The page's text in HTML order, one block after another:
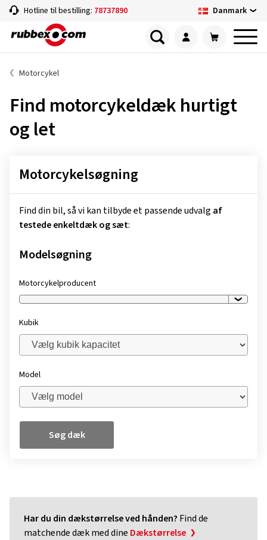
Hotline til bestilling: 78737890 Danmark
Motorcykel
Find motorcykeldæk hurtigt
og let
Motorcykelsøgning
Find din bil, så vi kan tilbyde et passende udvalg af
testede enkeltdæk og sæt:
Modelsøgning
Motorcykelproducent
Kubik
Model
Søg dæk
Har du din dækstørrelse ved hånden? Find de
matchende dæk med dine Dækstørrelse